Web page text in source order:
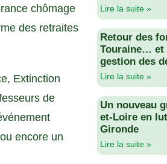
chômage
des retraites
Extinction
de
encore un
Lire la suite »
Retour des
Touraine… et
gestion des
Lire la suite »
Un nouveau
et-Loire en
Gironde
Lire la suite »